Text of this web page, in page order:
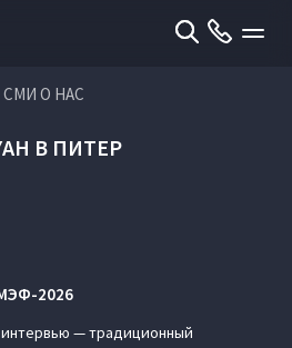
СМИ О НАС
В ПИТЕР
2026
— традиционный